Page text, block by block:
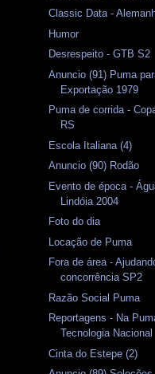
Classic Data -
Humor
Desrespeito - GTB S2
Anuncio (91) Puma
Exportação 1979
Puma de corrida -
RS
Escola Italiana (4)
Anuncio (90) Rodão
Evento de época -
Lindóia 2004
Foto do dia
Locação de Puma
Fora de área -
concorrência SP2
Razão Social Puma
Reportagens - Na
Tecnologia Nacional
Cinta do Estepe (2)